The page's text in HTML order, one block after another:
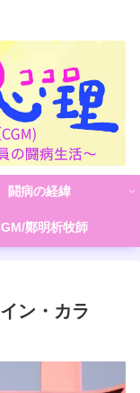
闘病の経緯
鄭明析牧師
ン・カラ